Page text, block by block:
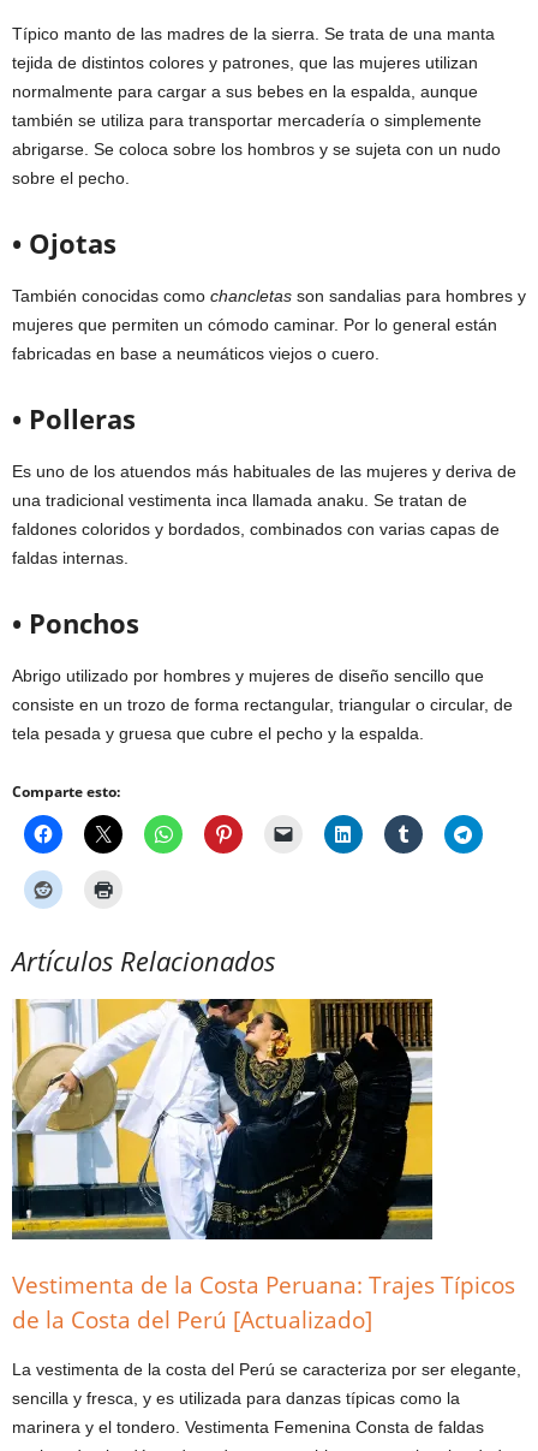
Típico manto de las madres de la sierra. Se trata de una manta
tejida de distintos colores y patrones, que las mujeres utilizan
normalmente para cargar a sus bebes en la espalda, aunque
también se utiliza para transportar mercadería o simplemente
abrigarse. Se coloca sobre los hombros y se sujeta con un nudo
sobre el pecho.
• Ojotas
También conocidas como chancletas son sandalias para hombres y
mujeres que permiten un cómodo caminar. Por lo general están
fabricadas en base a neumáticos viejos o cuero.
• Polleras
Es uno de los atuendos más habituales de las mujeres y deriva de
una tradicional vestimenta inca llamada anaku. Se tratan de
faldones coloridos y bordados, combinados con varias capas de
faldas internas.
• Ponchos
Abrigo utilizado por hombres y mujeres de diseño sencillo que
consiste en un trozo de forma rectangular, triangular o circular, de
tela pesada y gruesa que cubre el pecho y la espalda.
Comparte esto:
Artículos Relacionados
Vestimenta de la Costa Peruana: Trajes Típicos
de la Costa del Perú [Actualizado]
La vestimenta de la costa del Perú se caracteriza por ser elegante,
sencilla y fresca, y es utilizada para danzas típicas como la
marinera y el tondero. Vestimenta Femenina Consta de faldas